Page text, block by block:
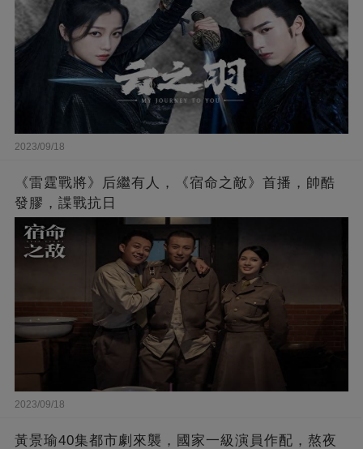
2023/09/18
《雷霆戰將》后繼有人，《宿命之敵》首播，帥酷
發膠，諜戰抗日
2023/09/18
黃景瑜40集都市劇來襲，國家一級演員作配，熬夜